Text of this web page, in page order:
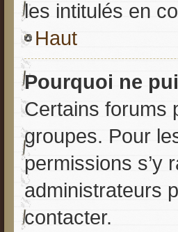
les intitulés en
Haut
Pourquoi ne
Certains forums
groupes. Pour
permissions s’y
administrateurs
contacter.